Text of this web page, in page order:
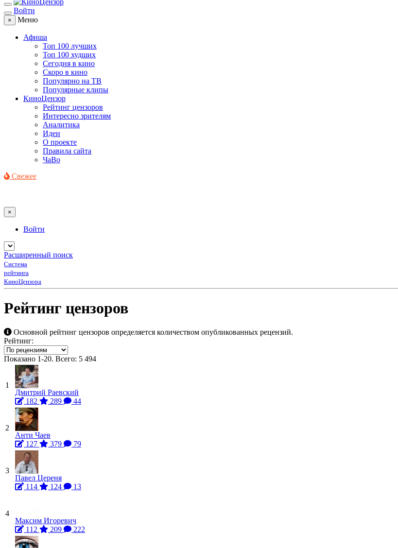
Войти
× Меню
Афиша
Топ 100 лучших
Топ 100 худших
Сегодня в кино
Скоро в кино
Популярно на ТВ
Популярные клипы
КиноЦензор
Рейтинг цензоров
Интересно зрителям
Аналитика
Идеи
О проекте
Правила сайта
ЧаВо
Свежее
×
Войти
Расширенный поиск
Система
рейтинга
КиноЦензора
Рейтинг цензоров
Основной рейтинг цензоров определяется количеством опубликованных рецензий.
Рейтинг:
Показано 1-20. Всего: 5 494
1
Дмитрий Раевский
182
289 44
2
Анти Чаев
127
379 79
3
Павел Цереня
114
124 13
4
Максим Игоревич
112
209 222